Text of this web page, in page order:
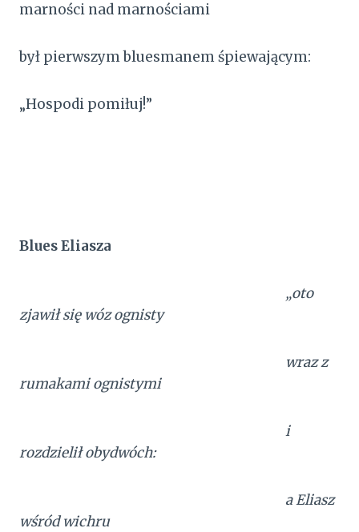
marności nad marnościami
był pierwszym bluesmanem śpiewającym:
„Hospodi pomiłuj!”
Blues Eliasza
„oto
zjawił się wóz ognisty
wraz z
rumakami ognistymi
i
rozdzielił obydwóch:
a Eliasz
wśród wichru